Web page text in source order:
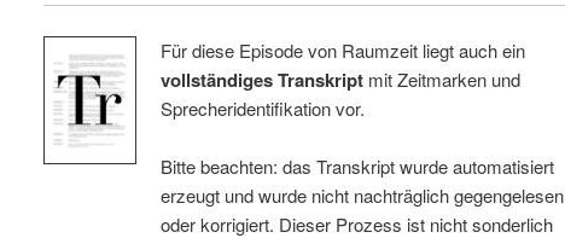
e
n
Für diese Episode von Raumzeit liegt auch ein
vollständiges Transkriptmit Zeitmarken und
Sprecheridentifikation vor.
Bitte beachten: das Transkript wurde automatisiert
erzeugt und wurde nicht nachträglich gegengelesen
oder korrigiert. Dieser Prozess ist nicht sonderlich